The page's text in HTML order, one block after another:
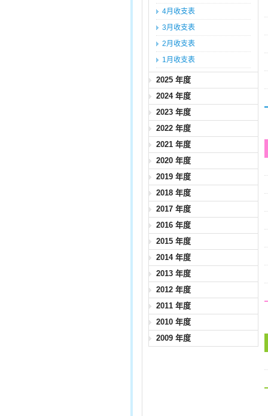
4月收支表
3月收支表
2月收支表
1月收支表
2025 年度
2024 年度
2023 年度
2022 年度
2021 年度
2020 年度
2019 年度
2018 年度
2017 年度
2016 年度
2015 年度
2014 年度
2013 年度
2012 年度
2011 年度
2010 年度
2009 年度